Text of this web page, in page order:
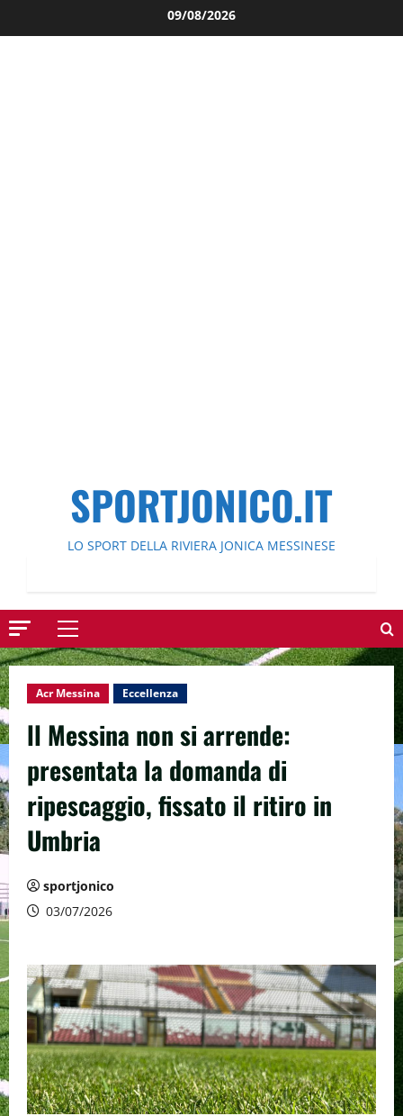
al
09/08/2026
SPORTJONICO.IT
LO SPORT DELLA RIVIERA JONICA MESSINESE
Menu
principale
Acr Messina Eccellenza
ll Messina non si arrende:
presentata la domanda di
ripescaggio, fissato il ritiro in
Umbria
sportjonico
03/07/2026